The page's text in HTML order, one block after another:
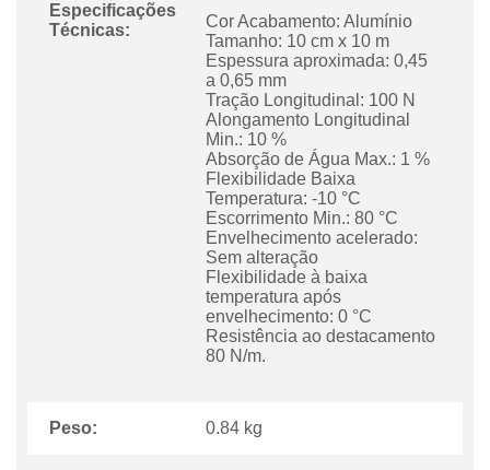
Especificações
Técnicas:
Cor Acabamento: Alumínio
Tamanho: 10 cm x 10 m
Espessura aproximada: 0,45
a 0,65 mm
Tração Longitudinal: 100 N
Alongamento Longitudinal
Min.: 10 %
Absorção de Água Max.: 1 %
Flexibilidade Baixa
Temperatura: -10 °C
Escorrimento Min.: 80 °C
Envelhecimento acelerado:
Sem alteração
Flexibilidade à baixa
temperatura após
envelhecimento: 0 °C
Resistência ao destacamento
80 N/m.
Peso: 0.84 kg